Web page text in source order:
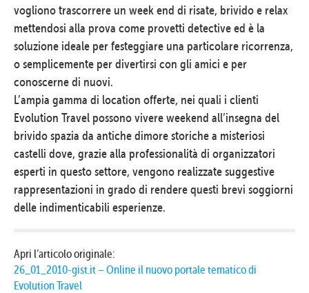
vogliono trascorrere un week end di risate, brivido e relax
mettendosi alla prova come provetti detective ed è la
soluzione ideale per festeggiare una particolare ricorrenza,
o semplicemente per divertirsi con gli amici e per
conoscerne di nuovi.
L’ampia gamma di location offerte, nei quali i clienti
Evolution Travel possono vivere weekend all’insegna del
brivido spazia da antiche dimore storiche a misteriosi
castelli dove, grazie alla professionalità di organizzatori
esperti in questo settore, vengono realizzate suggestive
rappresentazioni in grado di rendere questi brevi soggiorni
delle indimenticabili esperienze.
Apri l’articolo originale:
26_01_2010-gist.it – Online il nuovo portale tematico di
Evolution Travel